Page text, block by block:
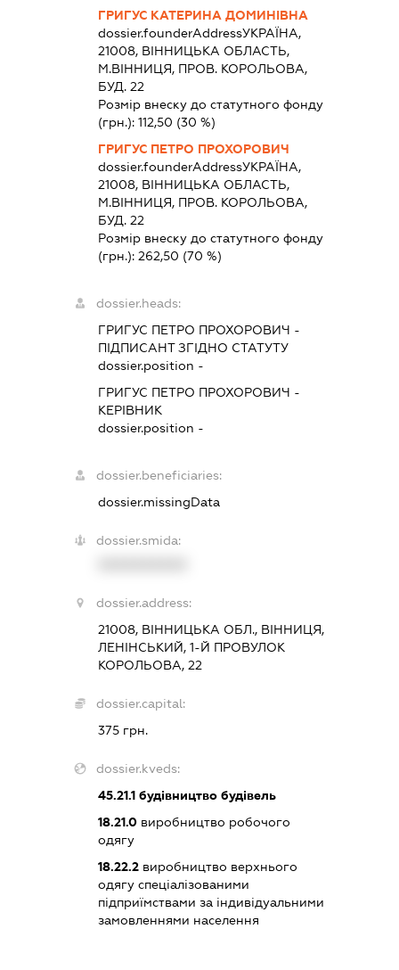
ГРИГУС КАТЕРИНА ДОМИНІВНА
dossier.founderAddressУКРАЇНА,
21008, ВIННИЦЬКА ОБЛАСТЬ,
М.ВІННИЦЯ, ПРОВ. КОРОЛЬОВА,
БУД. 22
Розмір внеску до статутного фонду
(грн.): 112,50 (30 %)
ГРИГУС ПЕТРО ПРОХОРОВИЧ
dossier.founderAddressУКРАЇНА,
21008, ВIННИЦЬКА ОБЛАСТЬ,
М.ВІННИЦЯ, ПРОВ. КОРОЛЬОВА,
БУД. 22
Розмір внеску до статутного фонду
(грн.): 262,50 (70 %)
dossier.heads:
ГРИГУС ПЕТРО ПРОХОРОВИЧ -
ПІДПИСАНТЗГІДНО СТАТУТУ
dossier.position -
ГРИГУС ПЕТРО ПРОХОРОВИЧ -
КЕРІВНИК
dossier.position -
dossier.beneficiaries:
dossier.missingData
dossier.smida:
dossier.address:
21008, ВІННИЦЬКА ОБЛ., ВІННИЦЯ,
ЛЕНІНСЬКИЙ, 1-Й ПРОВУЛОК
КОРОЛЬОВА, 22
dossier.capital:
375 грн.
dossier.kveds:
45.21.1будівництво будівель
18.21.0виробництво робочого
одягу
18.22.2виробництво верхнього
одягу спеціалізованими
підприїмствами за індивідуальними
замовленнями населення